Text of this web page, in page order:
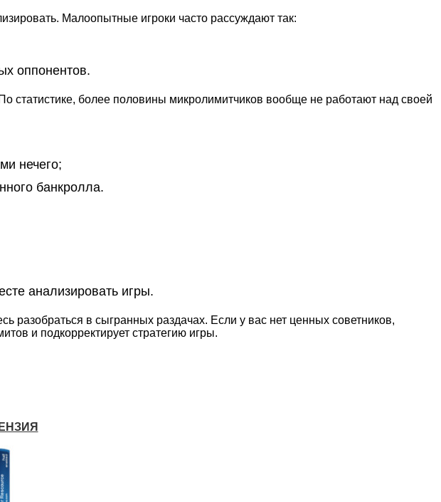
Малоопытные игроки часто рассуждают так:
оппонентов.
статистике, более половины микролимитчиков вообще не работают над своей
нечего;
банкролла.
анализировать игры.
разобраться в сыгранных раздачах. Если у вас нет ценных советников,
и подкорректирует стратегию игры.